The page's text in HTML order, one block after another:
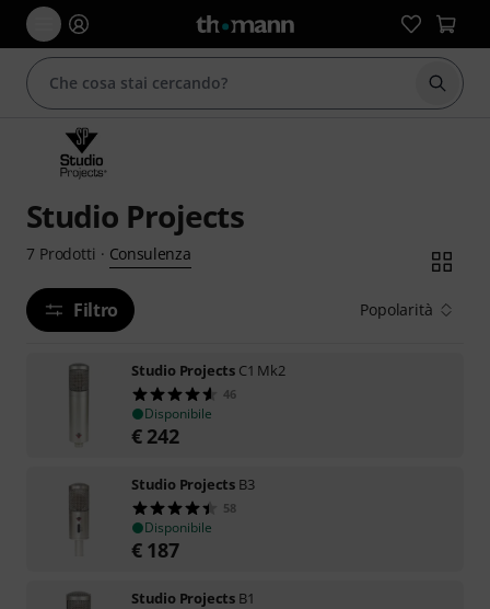
Studio Projects
7 Prodotti · Consulenza
Filtro Popolarità
Studio Projects C1 Mk2
46
Disponibile
€ 242
Studio Projects B3
58
Disponibile
€ 187
Studio Projects B1